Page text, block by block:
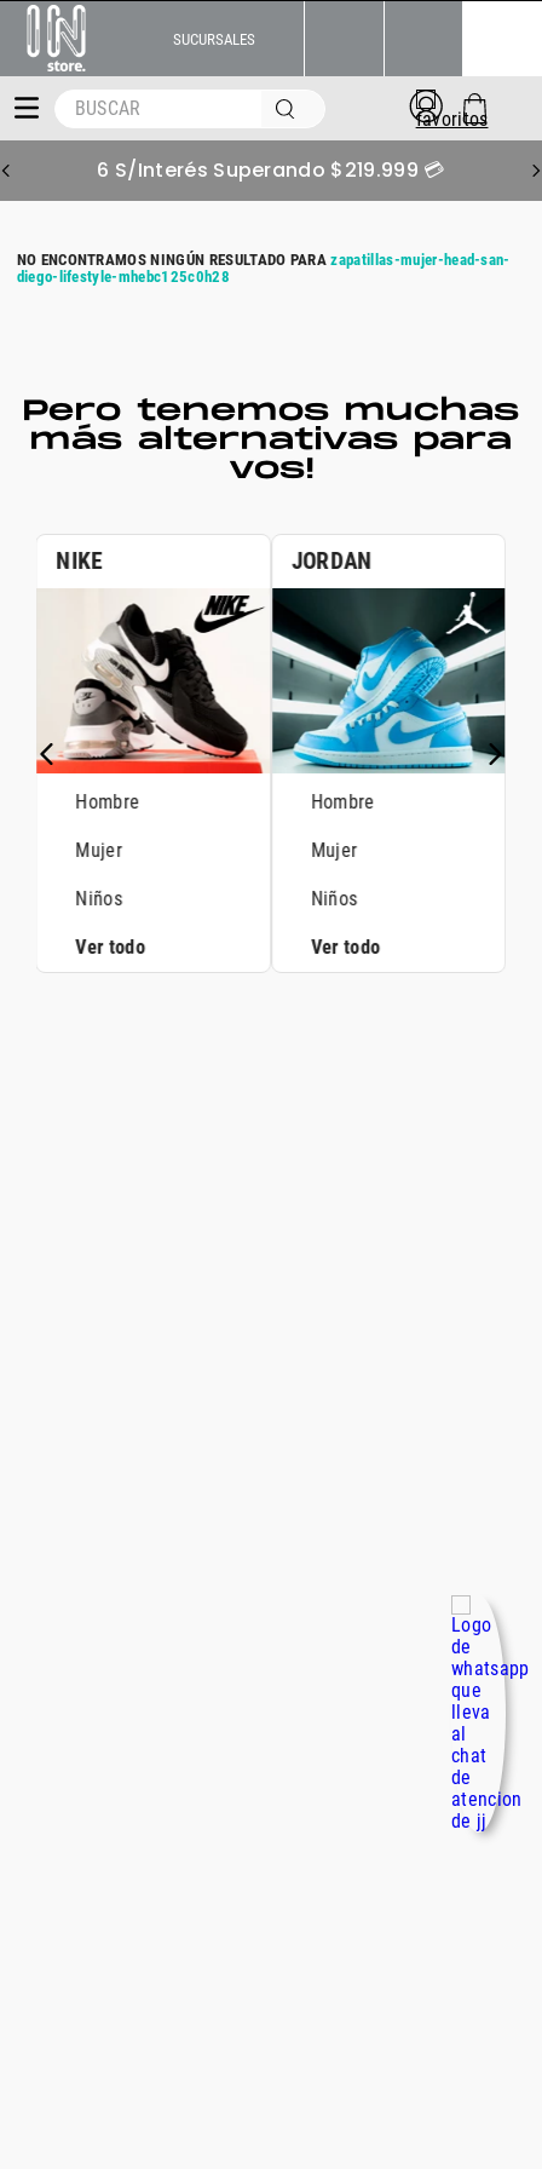
SUCURSALES
BUSCAR
6 S/Interés Superando $219.999 💳
zapatillas-mujer-head-san-
diego-lifestyle-mhebc125c0h28
Pero tenemos muchas
más alternativas para
vos!
NIKE
Hombre
Mujer
Niños
Ver todo
JORDAN
Hombre
Mujer
Niños
Ver todo